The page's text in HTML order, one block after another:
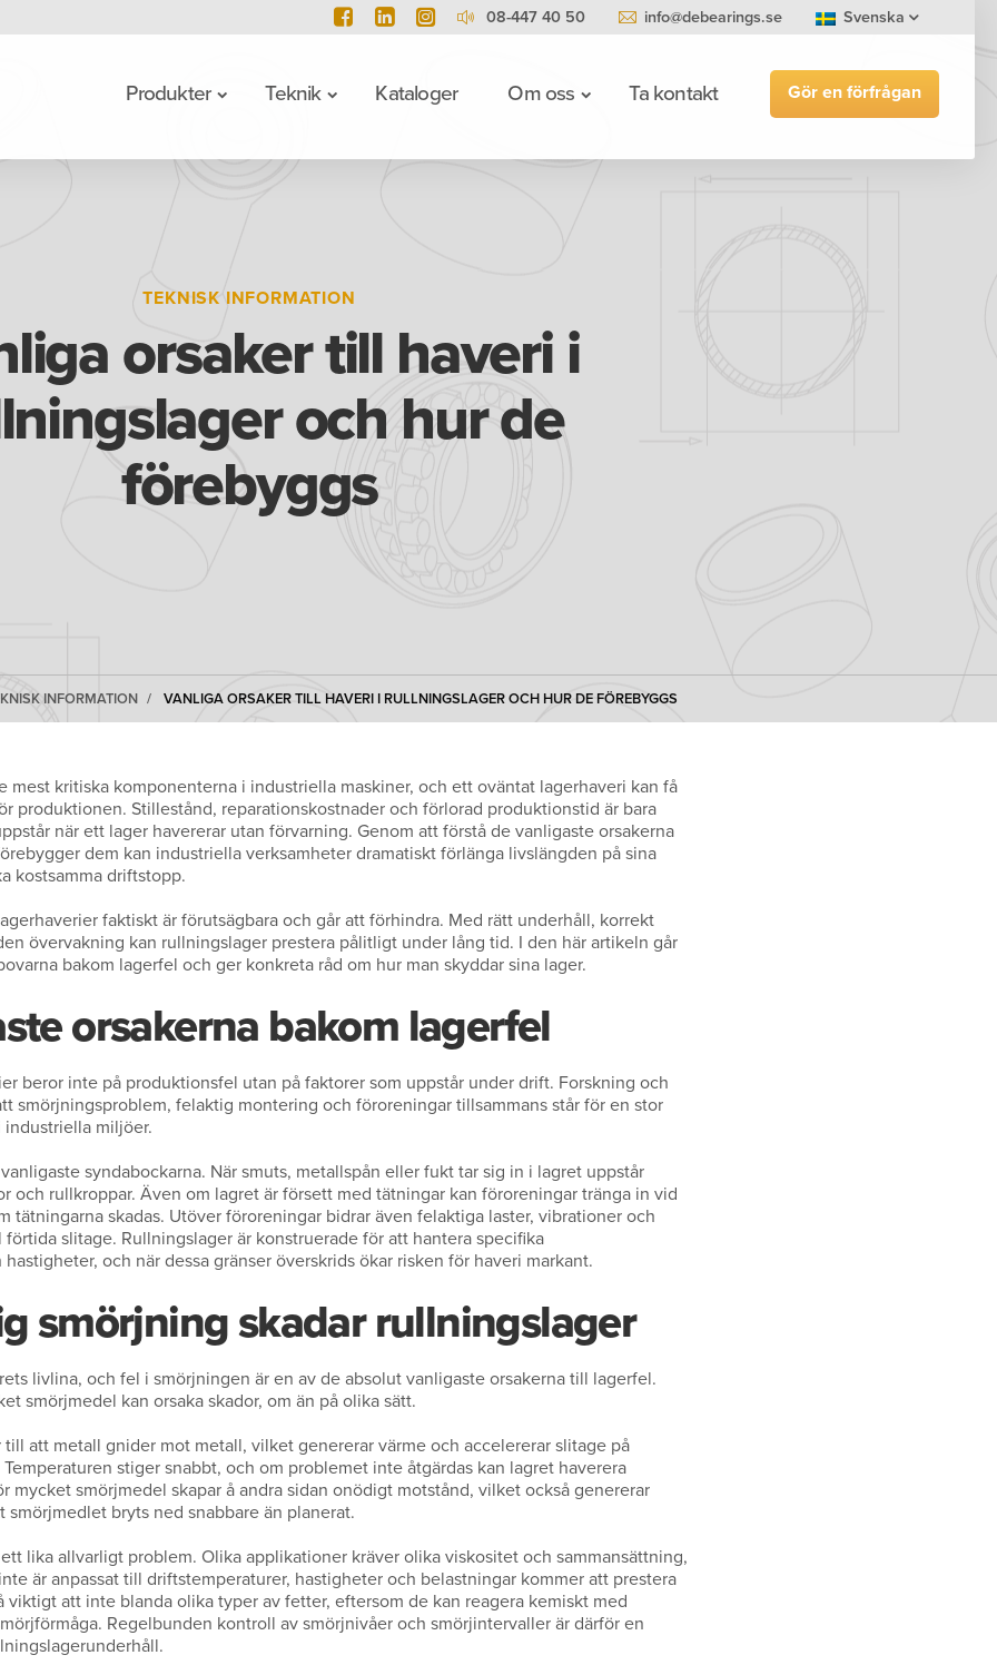
08-447 40 50 info@debearings.se Svenska
0
Gör en förfrågan
Produkter Teknik Kataloger Om oss Ta kontakt
TEKNISK INFORMATION
orsaker till haveri i
och hur de
förebyggs
INFORMATION VANLIGA ORSAKER TILL HAVERI I RULLNINGSLAGER OCH HUR DE FÖREBYGGS
mest kritiska komponenterna i industriella maskiner, och ett oväntat lagerhaveri kan få
produktionen. Stillestånd, reparationskostnader och förlorad produktionstid är bara
när ett lager havererar utan förvarning. Genom att förstå de vanligaste orsakerna
dem kan industriella verksamheter dramatiskt förlänga livslängden på sina
kostsamma driftstopp.
faktiskt är förutsägbara och går att förhindra. Med rätt underhåll, korrekt
övervakning kan rullningslager prestera pålitligt under lång tid. I den här artikeln går
bakom lagerfel och ger konkreta råd om hur man skyddar sina lager.
orsakerna bakom lagerfel
beror inte på produktionsfel utan på faktorer som uppstår under drift. Forskning och
smörjningsproblem, felaktig montering och föroreningar tillsammans står för en stor
miljöer.
syndabockarna. När smuts, metallspån eller fukt tar sig in i lagret uppstår
och rullkroppar. Även om lagret är försett med tätningar kan föroreningar tränga in vid
tätningarna skadas. Utöver föroreningar bidrar även felaktiga laster, vibrationer och
slitage. Rullningslager är konstruerade för att hantera specifika
och när dessa gränser överskrids ökar risken för haveri markant.
smörjning skadar rullningslager
livlina, och fel i smörjningen är en av de absolut vanligaste orsakerna till lagerfel.
smörjmedel kan orsaka skador, om än på olika sätt.
att metall gnider mot metall, vilket genererar värme och accelererar slitage på
stiger snabbt, och om problemet inte åtgärdas kan lagret haverera
mycket smörjmedel skapar å andra sidan onödigt motstånd, vilket också genererar
smörjmedlet bryts ned snabbare än planerat.
lika allvarligt problem. Olika applikationer kräver olika viskositet och sammansättning,
är anpassat till driftstemperaturer, hastigheter och belastningar kommer att prestera
viktigt att inte blanda olika typer av fetter, eftersom de kan reagera kemiskt med
Regelbunden kontroll av smörjnivåer och smörjintervaller är därför en